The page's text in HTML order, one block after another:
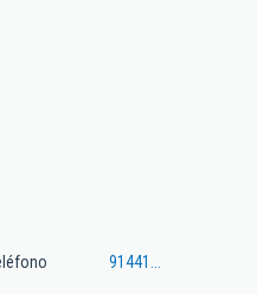
91441...